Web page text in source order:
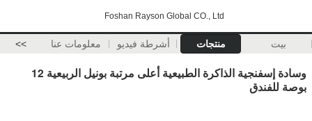
Foshan Rayson Global CO., Ltd
بيت منتجات أشرطة فيديو معلومات عنا >>
وسادة إسفنجية الذاكرة الطبيعية أعلى مرتبة بونيل الربيعية 12
بوصة للفندق